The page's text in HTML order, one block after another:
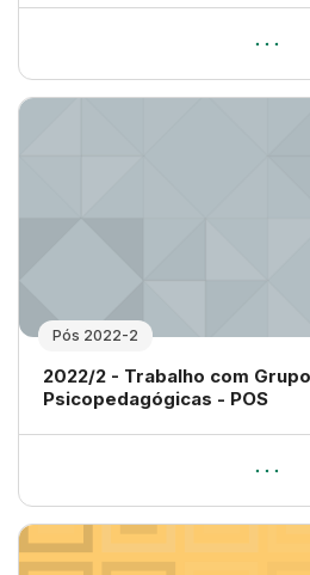
Pós 2022-2
Nome da disciplina
2022/2 - Trabalho com
Psicopedagógicas - POS